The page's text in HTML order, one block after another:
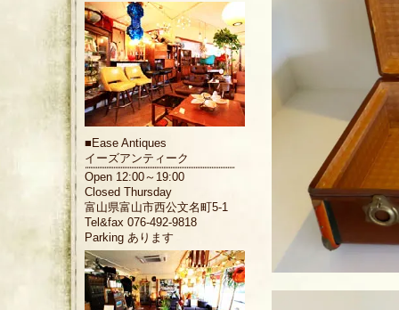
■ Ease Antiques
イーズアンティーク
Open 12:00～19:00
Closed Thursday
富山県富山市西公文名町5-1
Tel&fax 076-492-9818
Parking あります